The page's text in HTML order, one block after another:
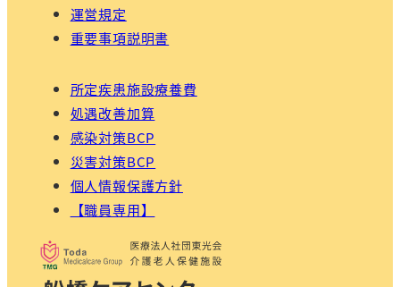
運営規定
重要事項説明書
所定疾患施設療養費
処遇改善加算
感染対策BCP
災害対策BCP
個人情報保護方針
【職員専用】